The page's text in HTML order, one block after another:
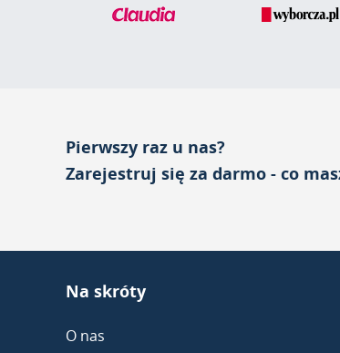
Pierwszy raz u nas?
Zarejestruj się za darmo - co
Na skróty
O nas